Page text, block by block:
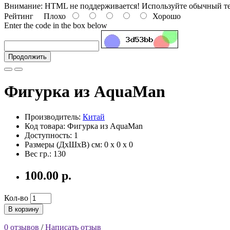
Внимание: HTML не поддерживается! Используйте обычный
Рейтинг Плохо
Хорошо
Enter the code in the box below
Продолжить
Фигурка из AquaMan
Производитель: Китай
Код товара: Фигурка из AquaMan
Доступность: 1
Размеры (ДxШxВ) см: 0 x 0 x 0
Вес гр.: 130
100.00 р.
Кол-во
В корзину
0 отзывов /Написать отзыв